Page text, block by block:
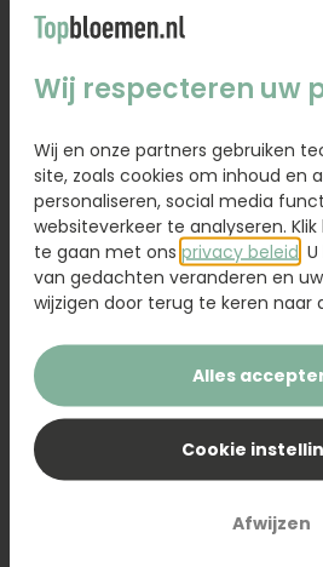
Geurkaars Momentje
Kaartje toevoegen
Voeg een kaart toe met jouw
Voeg toe aan
Verras iemand met de
Complimentje en laat op een
hoeveel hij of zij voor je
gemaakt van biologische
luxe geur van jasmijn, musk en
Wij respecteren uw
Wij en onze partners gebruiken
site, zoals cookies om inhoud en
personaliseren, social media
websiteverkeer te analyseren.
te gaan met ons privacy beleid .
van gedachten veranderen en
wijzigen door terug te keren naar
Alles
Cookie
Afwijzen